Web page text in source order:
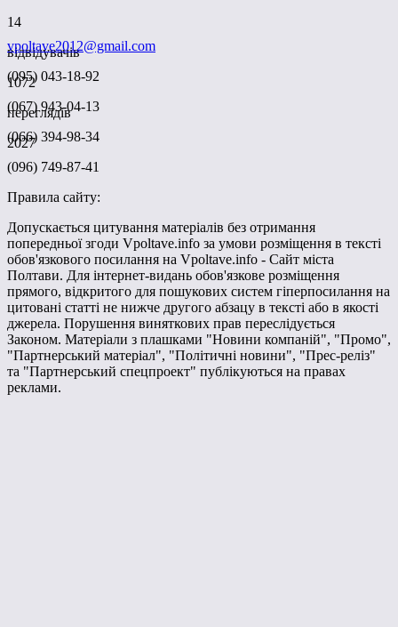
14
відвідувачів
1072
переглядів
2027
vpoltave2012@gmail.com
(095) 043-18-92
(067) 943-04-13
(066) 394-98-34
(096) 749-87-41
Правила сайту:
Допускається цитування матеріалів без отримання
попередньої згоди Vpoltave.info за умови розміщення в тексті
обов'язкового посилання на Vpoltave.info - Сайт міста
Полтави. Для інтернет-видань обов'язкове розміщення
прямого, відкритого для пошукових систем гіперпосилання на
цитовані статті не нижче другого абзацу в тексті або в якості
джерела. Порушення виняткових прав переслідується
Законом. Матеріали з плашками "Новини компаній", "Промо",
"Партнерський матеріал", "Політичні новини", "Прес-реліз"
та "Партнерський спецпроект" публікуються на правах
реклами.